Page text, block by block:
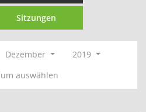
Sitzungen
Dezember
2019
auswählen